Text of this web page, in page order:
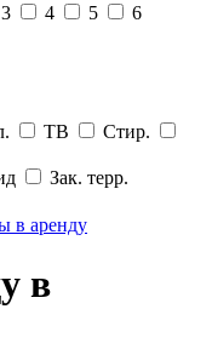
3 4 5
6
ТВ
Стир.
Зак. терр.
в аренду
в